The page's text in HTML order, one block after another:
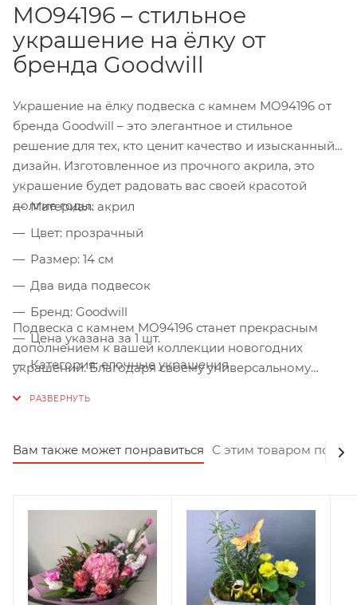
MO94196 – стильное
украшение на ёлку от
бренда Goodwill
Украшение на ёлку подвеска с камнем MO94196 от
бренда Goodwill – это элегантное и стильное
решение для тех, кто ценит качество и изысканный
дизайн. Изготовленное из прочного акрила, это
украшение будет радовать вас своей красотой
долгие годы.
Материал: акрил
Цвет: прозрачный
Размер: 14 см
Два вида подвесок
Бренд: Goodwill
Цена указана за 1 шт.
Категория: елочные украшения
Подвеска с камнем MO94196 станет прекрасным
дополнением к вашей коллекции новогодних
украшений. Благодаря своему универсальному
празднику!
Вам также может понравиться С этим товаром